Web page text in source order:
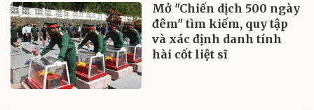
Mở "Chiến dịch 500 ngày
đêm" tìm kiếm, quy tập
và xác định danh tính
hài cốt liệt sĩ